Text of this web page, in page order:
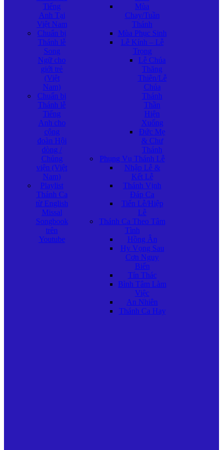
Tiếng
Anh Tại
Việt Nam
Chuẩn bị
Thánh lễ
Song
Ngữ cho
giới trẻ
(Việt
Nam)
Chuẩn bị
Thánh lễ
Tiếng
Anh cho
cộng
đoàn Hội
dòng /
Chủng
viện (Việt
Nam)
Playlist
Thánh Ca
từ English
Missal
Songbook
trên
Youtube
Mùa
Chay/Tuần
Thánh
Mùa Phục Sinh
Lễ Kính – Lễ
Trọng
Lễ Chúa
Thăng
Thiên/Lễ
Chúa
Thánh
Thần
Hiện
Xuống
Đức Mẹ
& Chư
Thánh
Phụng Vụ Thánh Lễ
Nhập Lễ &
Kết Lễ
Thánh Vịnh
Đáp Ca
Tiến Lễ/Hiệp
Lễ
Thánh Ca Theo Tâm
Tình
Hồng Ân
Hy Vọng Sau
Cơn Nguy
Biến
Tín Thác
Bình Tâm Làm
Việc
An Nhiên
Thánh Ca Hay